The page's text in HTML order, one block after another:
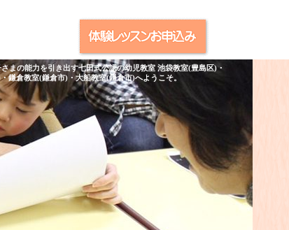
まの能力を引き出す七田式公認の幼児教室 池袋教室(豊島区)・
鎌倉教室(鎌倉市)・大船教室(鎌倉市)へようこそ。